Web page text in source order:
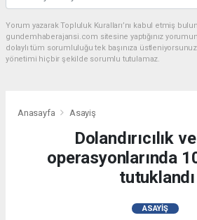
Yorum yazarak Topluluk Kuralları’nı kabul etmiş
gundemhaberajansi.com sitesine yaptığınız
dolaylı tüm sorumluluğu tek başınıza
yönetimi hiçbir şekilde sorumlu tutulamaz.
Anasayfa Asayiş
Dolandırıcılık
operasyonlarında
tutuklandı
ASAYIŞ